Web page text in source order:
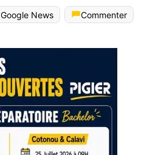
Google News
Commenter